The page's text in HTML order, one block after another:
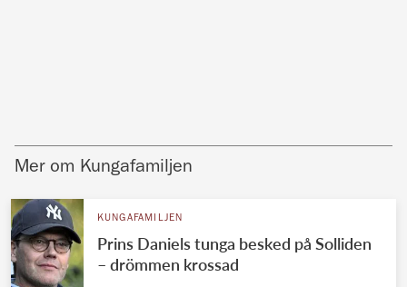
Mer om Kungafamiljen
KUNGAFAMILJEN
Prins Daniels tunga besked på Solliden
– drömmen krossad